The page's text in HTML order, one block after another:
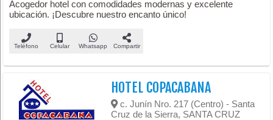
Acogedor hotel con comodidades modernas y excelente
ubicación. ¡Descubre nuestro encanto único!
Teléfono Celular Whatsapp Compartir
HOTEL COPACABANA
c. Junín Nro. 217 (Centro) - Santa
Cruz de la Sierra, SANTA CRUZ